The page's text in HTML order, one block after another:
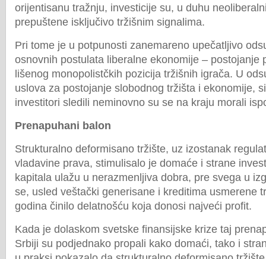
orijentisanu tražnju, investicije su, u duhu
prepuštene isključivo tržišnim signalima.
Pri tome je u potpunosti zanemareno upečatljivo
osnovnih postulata liberalne ekonomije – postojanje
lišenog monopolistčkih pozicija tržišnih igrača. U
uslova za postojanje slobodnog tržišta i ekonomije,
investitori sledili neminovno su se na kraju morali
Prenapuhani balon
Strukturalno deformisano tržište, uz izostanak
vladavine prava, stimulisalo je domaće i strane
kapitala ulažu u nerazmenljiva dobra, pre svega u
se, usled veštački generisane i kreditima usmerene
godina činilo delatnošću koja donosi najveći profit.
Kada je dolaskom svetske finansijske krize taj
Srbiji su podjednako propali kako domaći, tako i